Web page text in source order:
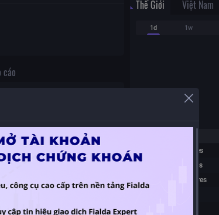
cáo
dữ liệu
Thế Giới Việt Nam
1d 1w
Dow 30 Futures
Nasdaq Futures
S&P 500 Futures